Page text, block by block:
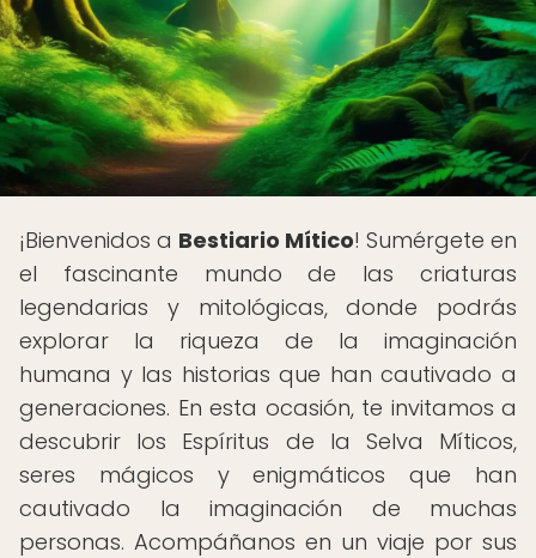
¡Bienvenidos a Bestiario Mítico! Sumérgete en
el fascinante mundo de las criaturas
legendarias y mitológicas, donde podrás
explorar la riqueza de la imaginación
humana y las historias que han cautivado a
generaciones. En esta ocasión, te invitamos a
descubrir los Espíritus de la Selva Míticos,
seres mágicos y enigmáticos que han
cautivado la imaginación de muchas
personas. Acompáñanos en un viaje por sus